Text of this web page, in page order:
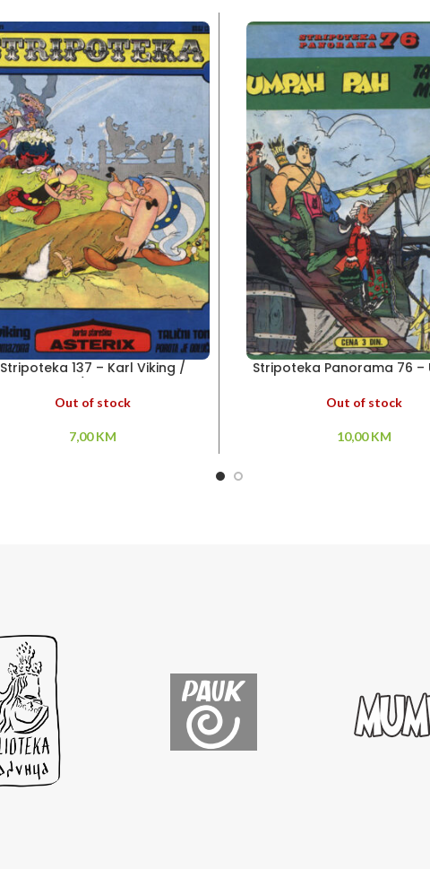
Stripoteka 137 – Karl Viking /
Out of stock
7,00KM
Stripoteka Panorama 76 –
Out of stock
10,00KM